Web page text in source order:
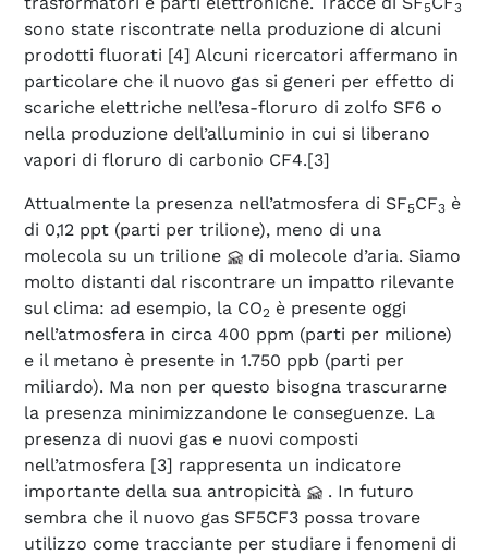
5 3
sono state riscontrate nella produzione di alcuni
prodotti fluorati [4] Alcuni ricercatori affermano in
particolare che il nuovo gas si generi per effetto di
scariche elettriche nell’esa-floruro di zolfo SF6 o
nella produzione dell’alluminio in cui si liberano
vapori di floruro di carbonio CF4.[3]
Attualmente la presenza nell’atmosfera di SF5CF3 è
di 0,12 ppt (parti per trilione), meno di una
molecola su un trilione
di molecole d’aria. Siamo
molto distanti dal riscontrare un impatto rilevante
sul clima: ad esempio, la CO2 è presente oggi
nell’atmosfera in circa 400 ppm (parti per milione)
e il metano è presente in 1.750 ppb (parti per
miliardo). Ma non per questo bisogna trascurarne
la presenza minimizzandone le conseguenze. La
presenza di nuovi gas e nuovi composti
nell’atmosfera [3] rappresenta un indicatore
importante della sua antropicità
. In futuro
sembra che il nuovo gas SF5CF3 possa trovare
utilizzo come tracciante per studiare i fenomeni di